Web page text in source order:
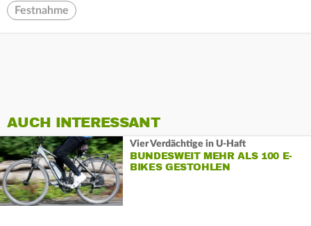
Festnahme
AUCH INTERESSANT
Vier Verdächtige in U-Haft
BUNDESWEIT MEHR ALS 100 E-
BIKES GESTOHLEN